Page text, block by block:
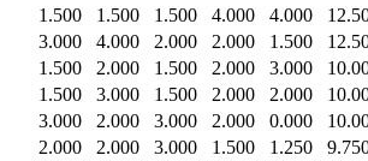
1.500 1.500 1.500 4.000 4.000
3.000 4.000 2.000 2.000 1.500
1.500 2.000 1.500 2.000 3.000
1.500 3.000 1.500 2.000 2.000
3.000 2.000 3.000 2.000 0.000
2.000 2.000 3.000 1.500 1.250